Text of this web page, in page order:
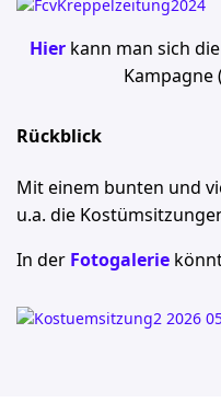
Hier kann man sich
Kampagne
Rückblick
Mit einem bunten und
u.a. die
In der Fotogalerie